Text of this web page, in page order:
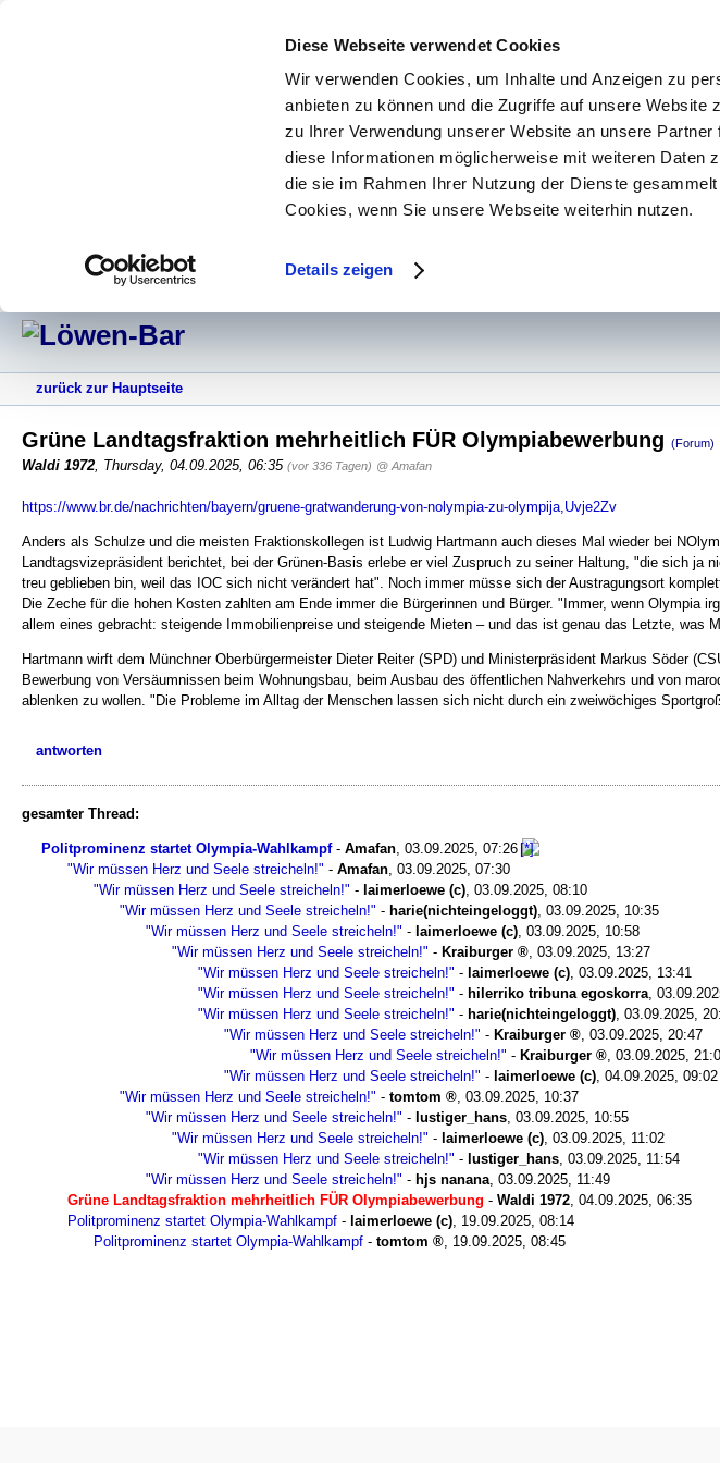
Diese Webseite verwendet Cookies
Wir verwenden Cookies, um Inhalte und Anzeigen zu
anbieten zu können und die Zugriffe auf unsere
zu Ihrer Verwendung unserer Website an unsere
diese Informationen möglicherweise mit weiteren Daten
die sie im Rahmen Ihrer Nutzung der Dienste
Cookies, wenn Sie unsere Webseite weiterhin nutzen.
Details zeigen
zurück zur Hauptseite
Grüne Landtagsfraktion mehrheitlich FÜR Olympiabewerbung (Forum)
Waldi 1972, Thursday, 04.09.2025, 06:35 (vor 336 Tagen) @ Amafan
https://www.br.de/nachrichten/bayern/gruene-gratwanderung-von-nolympia-zu-olympija,Uvje2Zv
Anders als Schulze und die meisten Fraktionskollegen ist Ludwig Hartmann auch dieses Mal wieder bei
Landtagsvizepräsident berichtet, bei der Grünen-Basis erlebe er viel Zuspruch zu seiner Haltung, "die sich ja
treu geblieben bin, weil das IOC sich nicht verändert hat". Noch immer müsse sich der Austragungsort
Die Zeche für die hohen Kosten zahlten am Ende immer die Bürgerinnen und Bürger. "Immer, wenn Olympia
allem eines gebracht: steigende Immobilienpreise und steigende Mieten – und das ist genau das Letzte, was
Hartmann wirft dem Münchner Oberbürgermeister Dieter Reiter (SPD) und Ministerpräsident Markus Söder
Bewerbung von Versäumnissen beim Wohnungsbau, beim Ausbau des öffentlichen Nahverkehrs und von
ablenken zu wollen. "Die Probleme im Alltag der Menschen lassen sich nicht durch ein zweiwöchiges
antworten
gesamter Thread:
Politprominenz startet Olympia-Wahlkampf- Amafan 03.09.2025, 07:26
"Wir müssen Herz und Seele streicheln!" - Amafan 03.09.2025, 07:30
"Wir müssen Herz und Seele streicheln!" - laimerloewe (c) 03.09.2025, 08:10
"Wir müssen Herz und Seele streicheln!" - harie(nichteingeloggt) 03.09.2025, 10:35
"Wir müssen Herz und Seele streicheln!" - laimerloewe (c) 03.09.2025, 10:58
"Wir müssen Herz und Seele streicheln!" - Kraiburger
03.09.2025, 13:27
"Wir müssen Herz und Seele streicheln!" - laimerloewe (c) 03.09.2025, 13:41
"Wir müssen Herz und Seele streicheln!" - hilerriko tribuna egoskorra
"Wir müssen Herz und Seele streicheln!" - harie(nichteingeloggt) 03.09.2025,
"Wir müssen Herz und Seele streicheln!" - Kraiburger
03.09.2025, 20:47
"Wir müssen Herz und Seele streicheln!" - Kraiburger
03.09.2025,
"Wir müssen Herz und Seele streicheln!" - laimerloewe (c) 04.09.2025, 09:02
"Wir müssen Herz und Seele streicheln!" - tomtom
03.09.2025, 10:37
"Wir müssen Herz und Seele streicheln!" - lustiger_hans 03.09.2025, 10:55
"Wir müssen Herz und Seele streicheln!" - laimerloewe (c) 03.09.2025, 11:02
"Wir müssen Herz und Seele streicheln!" - lustiger_hans 03.09.2025, 11:54
"Wir müssen Herz und Seele streicheln!" - hjs nanana 03.09.2025, 11:49
Grüne Landtagsfraktion mehrheitlich FÜR Olympiabewerbung - Waldi 1972 04.09.2025, 06:35
Politprominenz startet Olympia-Wahlkampf - laimerloewe (c) 19.09.2025, 08:14
Politprominenz startet Olympia-Wahlkampf - tomtom 19.09.2025, 08:45